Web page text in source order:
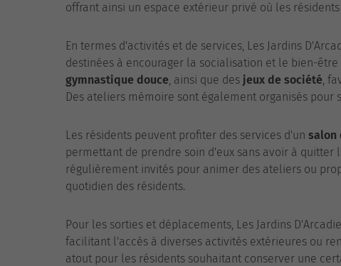
offrant ainsi un espace extérieur privé où les
En termes d'activités et de services, Les Jardins
destinées à encourager la socialisation et le bien-
gymnastique douce, ainsi que des jeux de société,
Des ateliers mémoire sont également organisés
Les résidents peuvent profiter des services d'un salon
permettant de prendre soin d'eux sans avoir à quitter
régulièrement invités pour animer des ateliers ou
quotidien des résidents.
Pour les sorties et déplacements, Les Jardins
facilitant l'accès à diverses activités extérieures ou
atout pour les résidents souhaitant conserver une